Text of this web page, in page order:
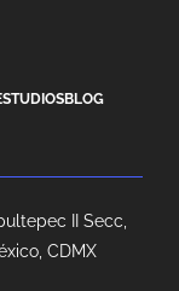
BLOG
II Secc,
CDMX